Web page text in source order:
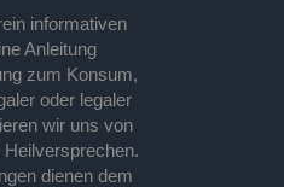
informativen
Anleitung
zum Konsum,
oder legaler
wir uns von
dienen dem